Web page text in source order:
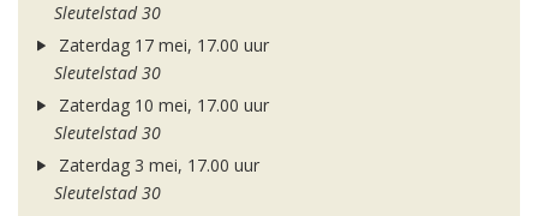
Sleutelstad 30
Zaterdag 17 mei, 17.00 uur
Sleutelstad 30
Zaterdag 10 mei, 17.00 uur
Sleutelstad 30
Zaterdag 3 mei, 17.00 uur
Sleutelstad 30